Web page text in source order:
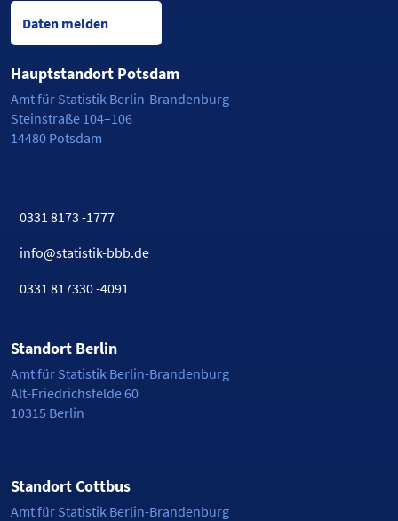
Daten melden
Hauptstandort Potsdam
Amt für Statistik Berlin-Brandenburg
Steinstraße 104–106
14480 Potsdam
0331 8173 -1777
info@statistik-bbb.de
0331 817330 -4091
Standort Berlin
Amt für Statistik Berlin-Brandenburg
Alt-Friedrichsfelde 60
10315 Berlin
Standort Cottbus
Amt für Statistik Berlin-Brandenburg